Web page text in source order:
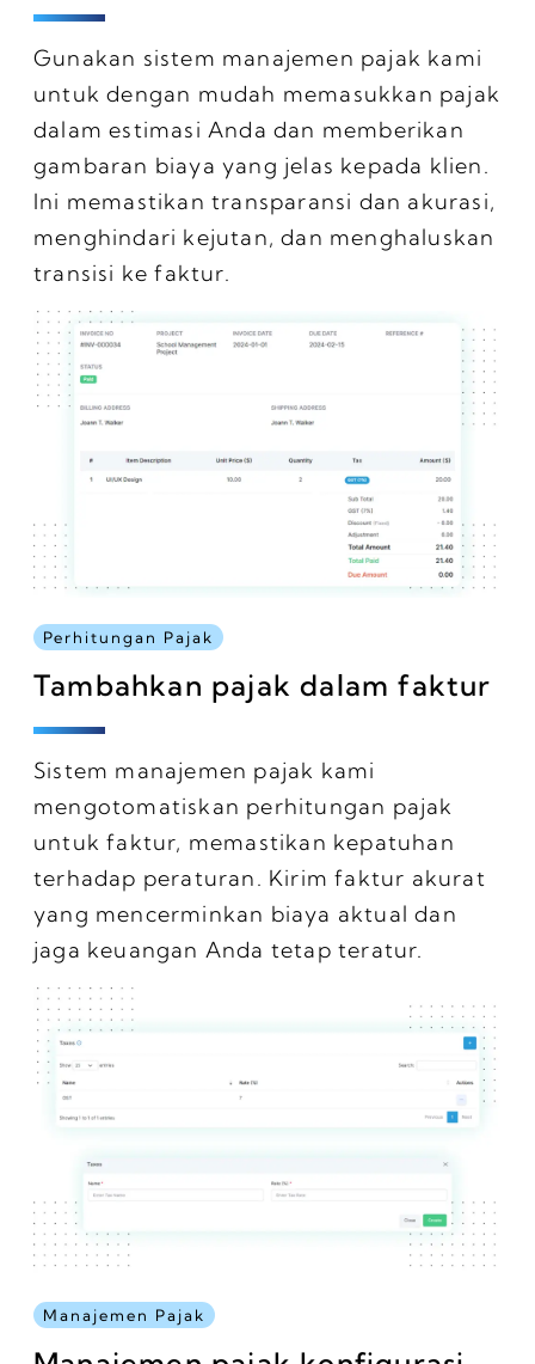
Gunakan sistem manajemen pajak kami
untuk dengan mudah memasukkan pajak
dalam estimasi Anda dan memberikan
gambaran biaya yang jelas kepada klien.
Ini memastikan transparansi dan akurasi,
menghindari kejutan, dan menghaluskan
transisi ke faktur.
Perhitungan Pajak
Tambahkan pajak dalam faktur
Sistem manajemen pajak kami
mengotomatiskan perhitungan pajak
untuk faktur, memastikan kepatuhan
terhadap peraturan. Kirim faktur akurat
yang mencerminkan biaya aktual dan
jaga keuangan Anda tetap teratur.
Manajemen Pajak